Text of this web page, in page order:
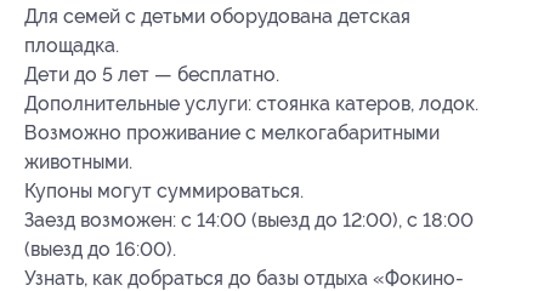
Для семей с детьми оборудована детская
площадка.
Дети до 5 лет — бесплатно.
Дополнительные услуги: стоянка катеров, лодок.
Возможно проживание с мелкогабаритными
животными.
Купоны могут суммироваться.
Заезд возможен: с 14:00 (выезд до 12:00), с 18:00
(выезд до 16:00).
Узнать, как добраться до базы отдыха «Фокино-